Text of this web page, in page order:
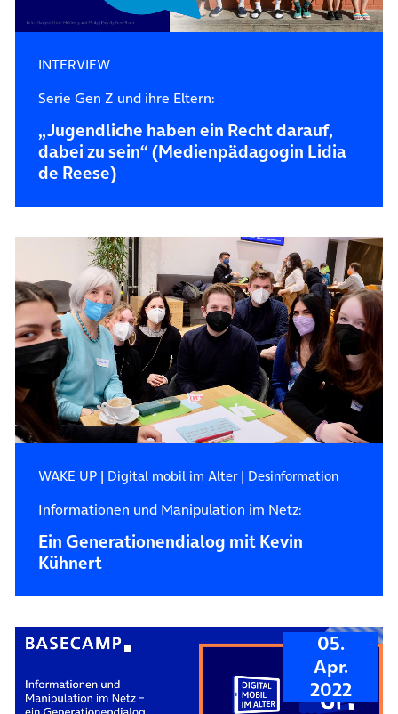
INTERVIEW
Serie Gen Z und ihre Eltern:
„Jugendliche haben ein Recht darauf,
dabei zu sein“ (Medienpädagogin Lidia
de Reese)
WAKE UP| Digital mobil im Alter| Desinformation
Informationen und Manipulation im Netz:
Ein Generationendialog mit Kevin
Kühnert
05.
Apr.
2022